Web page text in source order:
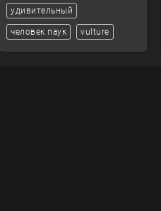
удивительный
человек паук vulture